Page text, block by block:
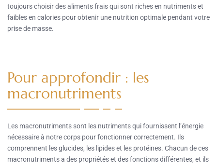
toujours choisir des aliments frais qui sont riches en nutriments et
faibles en calories pour obtenir une nutrition optimale pendant votre
prise de masse.
Pour approfondir : les
macronutriments
Les macronutriments sont les nutriments qui fournissent l’énergie
nécessaire à notre corps pour fonctionner correctement. Ils
comprennent les glucides, les lipides et les protéines. Chacun de ces
macronutriments a des propriétés et des fonctions différentes, et ils